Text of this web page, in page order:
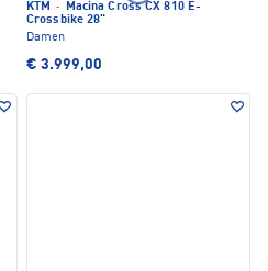
KTM ·
Macina Cross CX 810 E-
Crossbike 28"
Damen
€ 3.999,00